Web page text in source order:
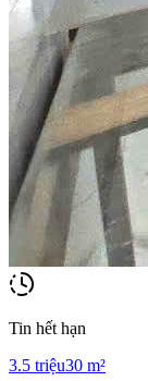
Tin hết hạn
3.5 triệu30 m²